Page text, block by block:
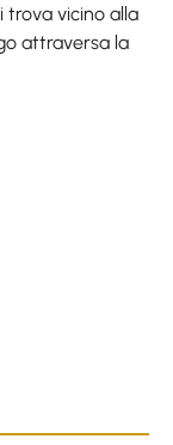
trova vicino alla
attraversa la